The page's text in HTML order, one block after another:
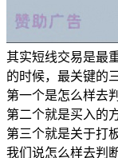
其实短线交易是最
的时候，最关键的
第一个是怎么样去
第二个就是买入的
第三个就是关于打
我们说怎么样去判